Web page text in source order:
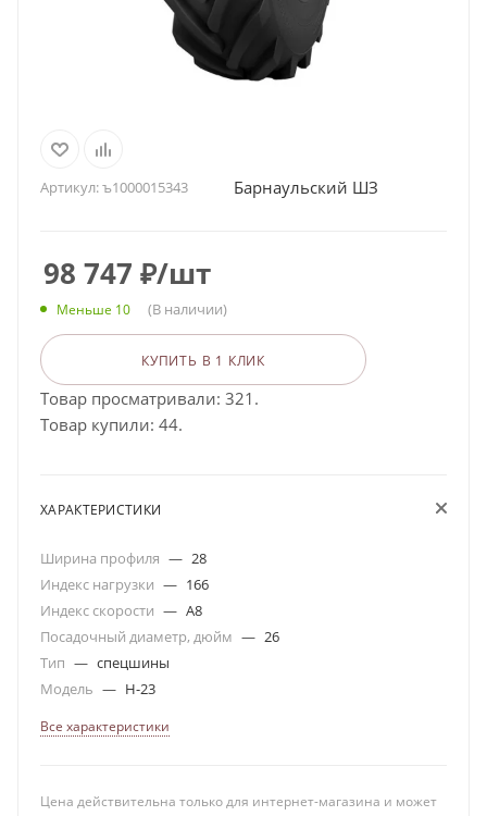
Артикул:ъ1000015343 Барнаульский ШЗ
98 747 ₽/шт
Меньше 10 (В наличии)
КУПИТЬ В 1 КЛИК
Товар просматривали: 321.
Товар купили: 44.
ХАРАКТЕРИСТИКИ
Ширина профиля — 28
Индекс нагрузки — 166
Индекс скорости — A8
Посадочный диаметр, дюйм — 26
Тип — спецшины
Модель — H-23
Все характеристики
Цена действительна только для интернет-магазина и может